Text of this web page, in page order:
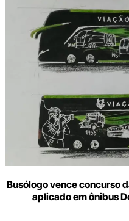
Busólogo vence concurso
aplicado em ônibus